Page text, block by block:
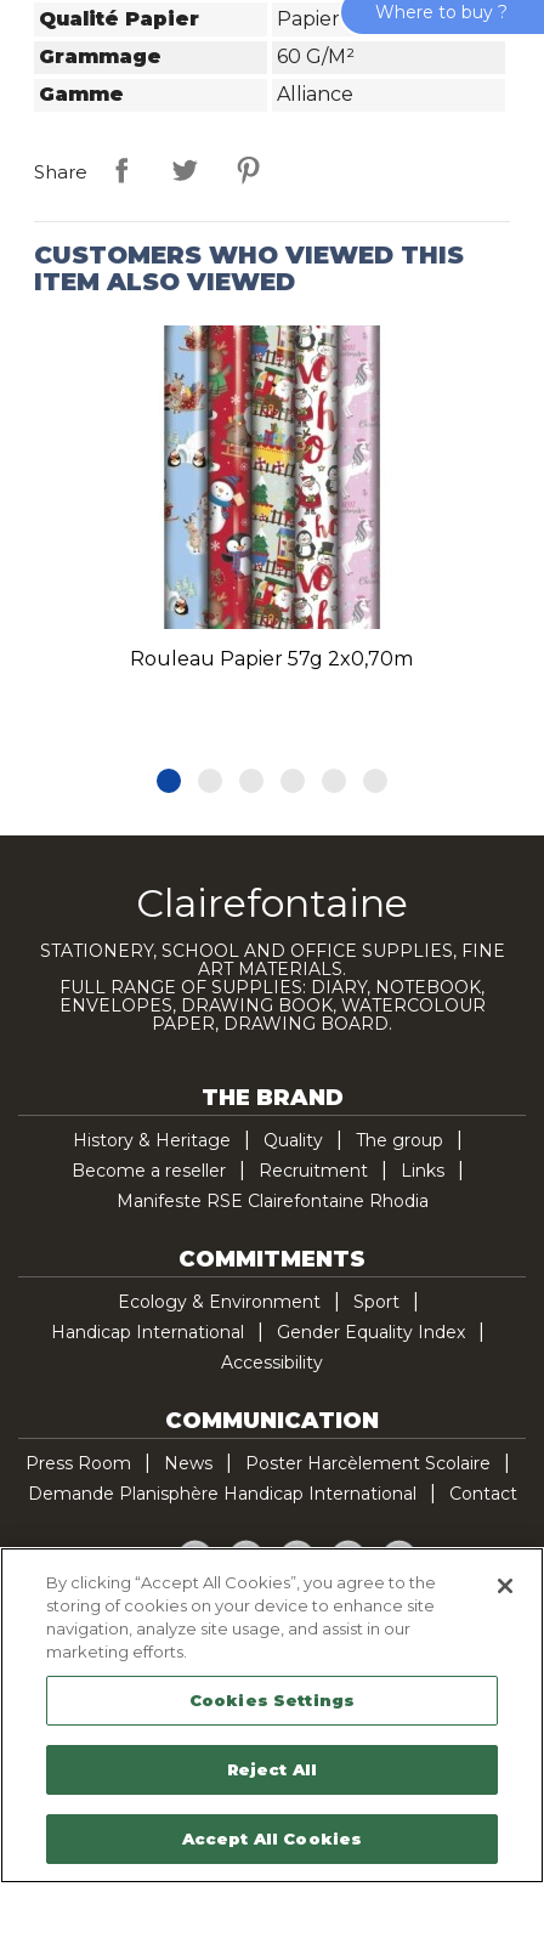
Qualité Papier
Papier LWC
Grammage
60 G/m²
Gamme
Alliance
Share
CUSTOMERS WHO VIEWED THIS
ITEM ALSO VIEWED
Rouleau Papier 57g 2x0,70m
Clairefontaine
STATIONERY, SCHOOL AND OFFICE SUPPLIES, FINE
ART MATERIALS.
FULL RANGE OF SUPPLIES: DIARY, NOTEBOOK,
ENVELOPES, DRAWING BOOK, WATERCOLOUR
PAPER, DRAWING BOARD.
THE BRAND
History & Heritage Quality
The group
Become a reseller
Recruitment
Links
Manifeste RSE Clairefontaine Rhodia
COMMITMENTS
Ecology & Environment
Sport
Handicap International
Gender Equality Index
Accessibility
COMMUNICATION
Press Room News
Poster Harcèlement Scolaire
Demande Planisphère Handicap International
Contact
Facebook
TwitterYouTubePinterestTikTok
Cookie Policy
Legal Notice
Sitemap
Contactez-nous
Where to buy ?
By clicking “Accept All Cookies”, you agree to the
storing of cookies on your device to enhance site
navigation, analyze site usage, and assist in our
marketing efforts.
Cookies Settings
Reject All
Accept All Cookies